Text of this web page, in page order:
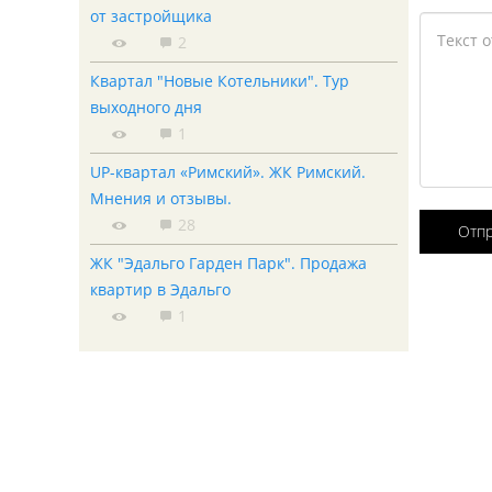
от застройщика
2
Квартал "Новые Котельники". Тур
выходного дня
1
UP-квартал «Римский». ЖК Римский.
Мнения и отзывы.
28
ЖК "Эдальго Гарден Парк". Продажа
квартир в Эдальго
1